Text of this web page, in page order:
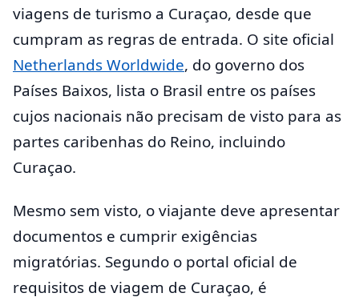
viagens de turismo a Curaçao, desde que
cumpram as regras de entrada. O site oficial
Netherlands Worldwide, do governo dos
Países Baixos, lista o Brasil entre os países
cujos nacionais não precisam de visto para as
partes caribenhas do Reino, incluindo
Curaçao.
Mesmo sem visto, o viajante deve apresentar
documentos e cumprir exigências
migratórias. Segundo o portal oficial de
requisitos de viagem de Curaçao, é